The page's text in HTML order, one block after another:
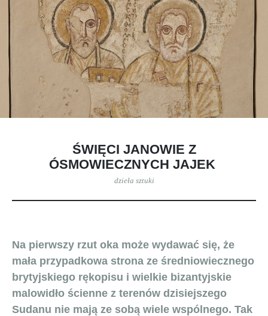
ŚWIĘCI JANOWIE Z
ÓSMOWIECZNYCH JAJEK
dzieła sztuki
Na pierwszy rzut oka może wydawać się, że
mała przypadkowa strona ze średniowiecznego
brytyjskiego rękopisu i wielkie bizantyjskie
malowidło ścienne z terenów dzisiejszego
Sudanu nie mają ze sobą wiele wspólnego. Tak